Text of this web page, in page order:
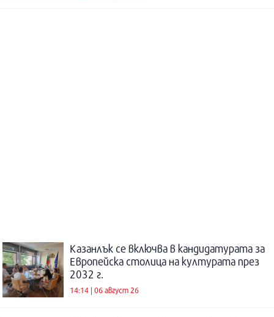
Казанлък се включва в кандидатурата за
Европейска столица на културата през
2032 г.
14:14 | 06 август 26